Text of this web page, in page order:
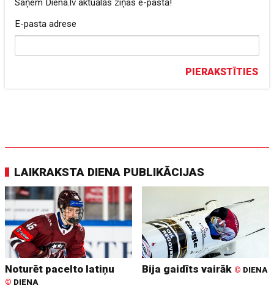
Saņem Diena.lv aktuālās ziņas e-pastā!
E-pasta adrese
PIERAKSTĪTIES
LAIKRAKSTA DIENA PUBLIKĀCIJAS
Noturēt pacelto latiņu
© DIENA
Bija gaidīts vairāk © DIENA